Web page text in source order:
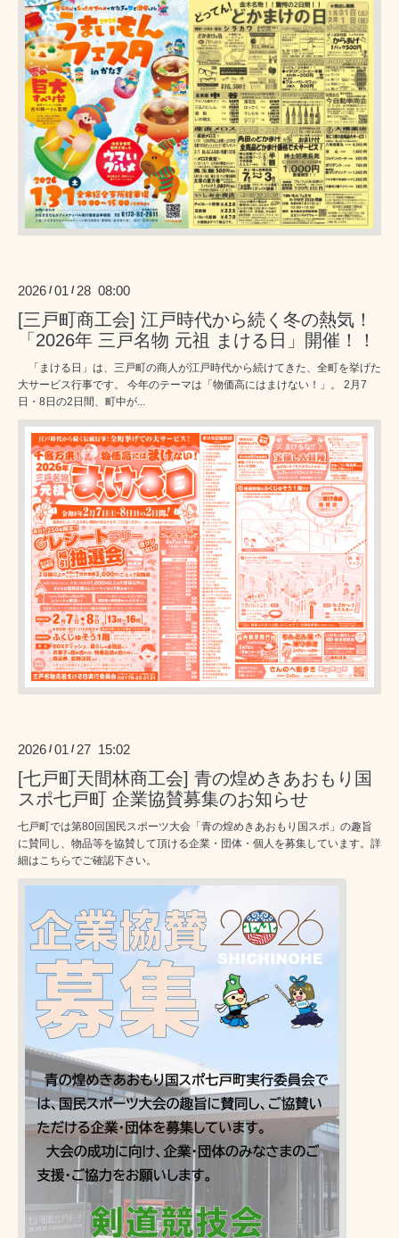
2026 /01 / 28 08:00
[三戸町商工会] 江戸時代から続く冬の熱気！
「2026年 三戸名物 元祖 まける日」開催！！
「まける日」は、三戸町の商人が江戸時代から続けてきた、全町を挙げた
大サービス行事です。 今年のテーマは「物価高にはまけない！」。 2月7
日・8日の2日間、町中が...
2026 /01 / 27 15:02
[七戸町天間林商工会] 青の煌めきあおもり国
スポ七戸町 企業協賛募集のお知らせ
七戸町では第80回国民スポーツ大会「青の煌めきあおもり国スポ」の趣旨
に賛同し、物品等を協賛して頂ける企業・団体・個人を募集しています。詳
細はこちらでご確認下さい。